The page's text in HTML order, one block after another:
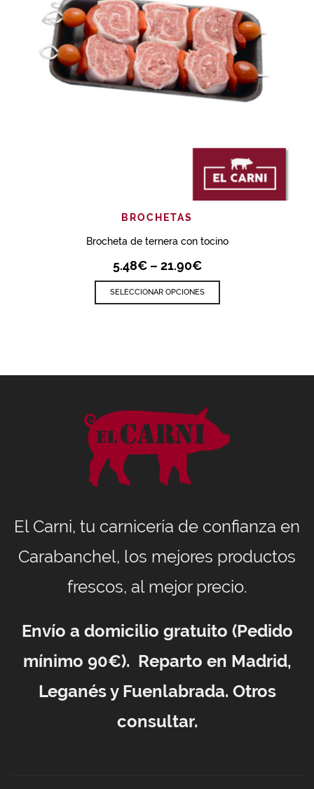
BROCHETAS
Brocheta de ternera con tocino
5.48€– 21.90€
SELECCIONAR OPCIONES
El Carni, tu carnicería de confianza en
Carabanchel, los mejores productos
frescos, al mejor precio.
Envío a domicilio gratuito (Pedido
mínimo 90€). Reparto en Madrid,
Leganés y Fuenlabrada. Otros
consultar.